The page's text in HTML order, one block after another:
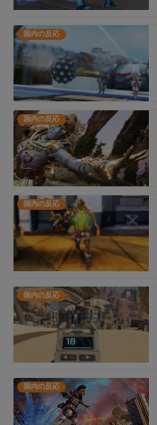
国内の反応
国内の反応
国内の反応
国内の反応
国内の反応